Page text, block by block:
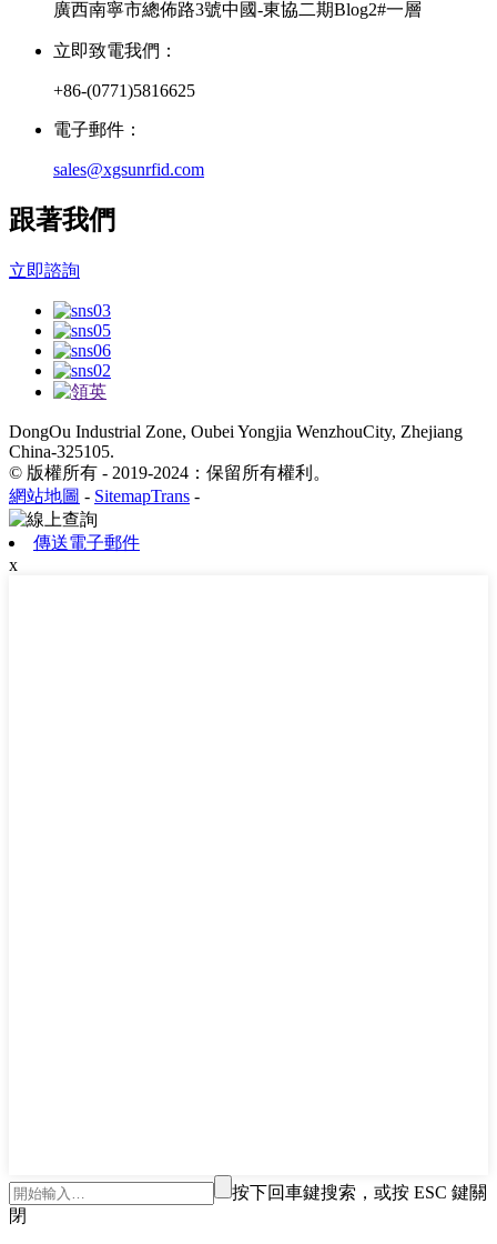
廣西南寧市總佈路3號中國-東協二期Blog2#一層
立即致電我們：
+86-(0771)5816625
電子郵件：
sales@xgsunrfid.com
跟著我們
立即諮詢
DongOu Industrial Zone, Oubei Yongjia WenzhouCity, Zhejiang
China-325105.
© 版權所有 - 2019-2024：保留所有權利。
網站地圖 - SitemapTrans -
傳送電子郵件
x
按下回車鍵搜索，或按 ESC 鍵關
閉